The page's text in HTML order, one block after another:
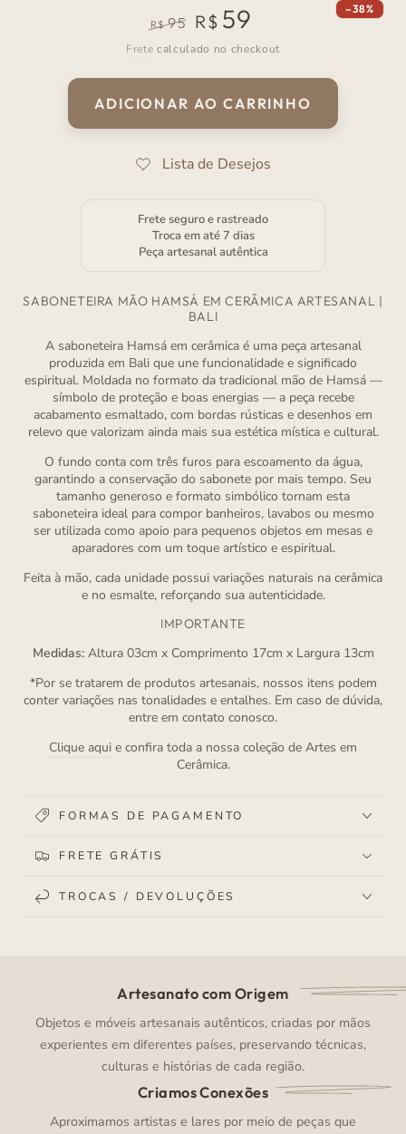
Preço
R$ 95
Preço
venda
R$ 59 –38%
Frete calculado no checkout
ADICIONAR AO CARRINHO
Frete seguro e rastreado
Troca em até 7 dias
Peça artesanal autêntica
SABONETEIRA MÃO HAMSÁ EM CERÂMICA ARTESANAL |
BALI
A saboneteira Hamsá em cerâmica é uma peça artesanal
produzida em Bali que une funcionalidade e significado
espiritual. Moldada no formato da tradicional mão de Hamsá —
símbolo de proteção e boas energias — a peça recebe
acabamento esmaltado, com bordas rústicas e desenhos em
relevo que valorizam ainda mais sua estética mística e cultural.
O fundo conta com três furos para escoamento da água,
garantindo a conservação do sabonete por mais tempo. Seu
tamanho generoso e formato simbólico tornam esta
saboneteira ideal para compor banheiros, lavabos ou mesmo
ser utilizada como apoio para pequenos objetos em mesas e
aparadores com um toque artístico e espiritual.
Feita à mão, cada unidade possui variações naturais na cerâmica
e no esmalte, reforçando sua autenticidade.
IMPORTANTE
Medidas:Altura 03cm x Comprimento 17cm x Largura 13cm
*Por se tratarem de produtos artesanais, nossos itens podem
conter variações nas tonalidades e entalhes. Em caso de dúvida,
entre em contato conosco.
Clique aqui e confira toda a nossa coleção de Artes em
Cerâmica.
FORMAS DE PAGAMENTO
FRETE GRÁTIS
TROCAS / DEVOLUÇÕES
Artesanato com Origem
Objetos e móveis artesanais autênticos, criadas por mãos
experientes em diferentes países, preservando técnicas,
culturas e histórias de cada região.
Criamos Conexões
Aproximamos artistas e lares por meio de peças que